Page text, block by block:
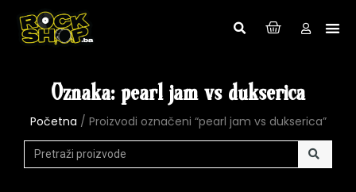
Oznaka: pearl jam vs dukserica
Početna / Proizvodi označeni “pearl jam vs dukserica”